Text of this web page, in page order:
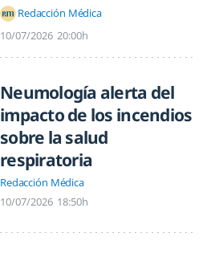
Redacción Médica
10/07/2026 20:00h
Neumología alerta del
impacto de los incendios
sobre la salud
respiratoria
Redacción Médica
10/07/2026 18:50h